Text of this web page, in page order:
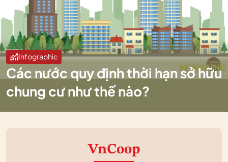
Infographic
Các nước quy định thời hạn sở hữu
chung cư như thế nào?
VnCoop